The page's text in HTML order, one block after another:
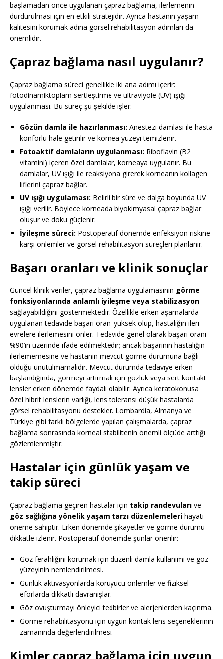
başlamadan önce uygulanan çapraz bağlama, ilerlemenin
durdurulması için en etkili stratejidir. Ayrıca hastanın yaşam
kalitesini korumak adına görsel rehabilitasyon adımları da
önemlidir.
Çapraz bağlama nasıl uygulanır?
Çapraz bağlama süreci genellikle iki ana adımı içerir:
fotodinamiktoplam sertleştirme ve ultraviyole (UV) ışığı
uygulanması. Bu süreç şu şekilde işler:
Gözün damla ile hazırlanması: Anestezi damlası ile hasta
konforlu hale getirilir ve kornea yüzeyi temizlenir.
Fotoaktif damlaların uygulanması: Riboflavin (B2
vitamini) içeren özel damlalar, korneaya uygulanır. Bu
damlalar, UV ışığı ile reaksiyona girerek korneanın kollagen
liflerini çapraz bağlar.
UV ışığı uygulaması: Belirli bir süre ve dalga boyunda UV
ışığı verilir. Böylece korneada biyokimyasal çapraz bağlar
oluşur ve doku güçlenir.
İyileşme süreci: Postoperatif dönemde enfeksiyon riskine
karşı önlemler ve görsel rehabilitasyon süreçleri planlanır.
Başarı oranları ve klinik sonuçlar
Güncel klinik veriler, çapraz bağlama uygulamasının görme
fonksiyonlarında anlamlı iyileşme veya stabilizasyon
sağlayabildiğini göstermektedir. Özellikle erken aşamalarda
uygulanan tedavide başarı oranı yüksek olup, hastalığın ileri
evrelere ilerlemesini önler. Tedavide genel olarak başarı oranı
%90’ın üzerinde ifade edilmektedir; ancak başarının hastalığın
ilerlememesine ve hastanın mevcut görme durumuna bağlı
olduğu unutulmamalıdır. Mevcut durumda tedaviye erken
başlandığında, görmeyi artırmak için gözlük veya sert kontakt
lensler erken dönemde faydalı olabilir. Ayrıca keratokonusa
özel hibrit lenslerin varlığı, lens toleransı düşük hastalarda
görsel rehabilitasyonu destekler. Lombardia, Almanya ve
Türkiye gibi farklı bölgelerde yapılan çalışmalarda, çapraz
bağlama sonrasında korneal stabilitenin önemli ölçüde arttığı
gözlemlenmiştir.
Hastalar için günlük yaşam ve
takip süreci
Çapraz bağlama geçiren hastalar için takip randevuları ve
göz sağlığına yönelik yaşam tarzı düzenlemeleri hayati
öneme sahiptir. Erken dönemde şikayetler ve görme durumu
dikkatle izlenir. Postoperatif dönemde şunlar önerilir:
Göz ferahlığını korumak için düzenli damla kullanımı ve göz
yüzeyinin nemlendirilmesi.
Günlük aktivasyonlarda koruyucu önlemler ve fiziksel
eforlarda dikkatli davranışlar.
Göz ovuşturmayı önleyici tedbirler ve alerjenlerden kaçınma.
Görme rehabilitasyonu için uygun kontak lens seçeneklerinin
zamanında değerlendirilmesi.
Kimler çapraz bağlama için uygun